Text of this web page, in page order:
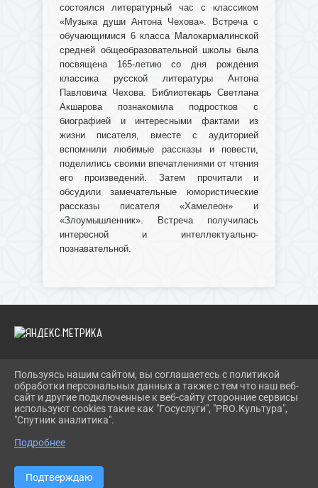
состоялся литературный час с классиком
«Музыка души Антона Чехова». Встреча с
обучающимися 6 класса Малокармалинской
средней общеобразовательной школы была
посвящена 165-летию со дня рождения
классика русской литературы Антона
Павловича Чехова. Библиотекарь Светлана
Акшарова познакомила подростков с
биографией и интересными фактами из
жизни писателя, вместе с аудиторией
вспомнили любимые рассказы и повести,
поделились своими впечатлениями от чтения
его произведений. Затем прочитали и
обсудили замечательные юмористические
рассказы писателя «Хамелеон» и
«Злоумышленник». Встреча получилась
интересной и интеллектуально-
познавательной.
2026 Г. IBRBIB.RU
ВХОД
КАРТА САЙТА
ПОЛИТИКА ОБРАБОТКИ ПЕРСОНАЛЬНЫХ ДАННЫХ
СДЕЛАНО НА KUBCMS
Пользуясь нашим сайтом, вы соглашаетесь с политикой
обработки персональных данных а также с тем что наш веб-
сайт и другие подключенные к веб-сайту сторонние сервисы
используют cookies такие как "Госуслуги", "PRO.Культура",
"Спутник аналитика".
Подробнее
Подтверждаю